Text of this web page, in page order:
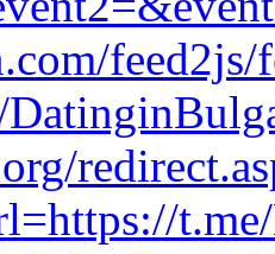
feed2js/